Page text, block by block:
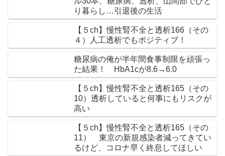
り暮らし…引退後の生活
【５ch】慢性腎不全と透析166（その
４）人工透析でもポジティブ！
糖尿病の俺が半年間食事制限を頑張っ
た結果！ HbA1cが8.6→6.0
【５ch】慢性腎不全と透析165（その
10）透析していると何事にもリスクが
高い
【５ch】慢性腎不全と透析165（その
11） 東京の新規感染者減ってきてい
るけど、コロナ早く終息してほしい